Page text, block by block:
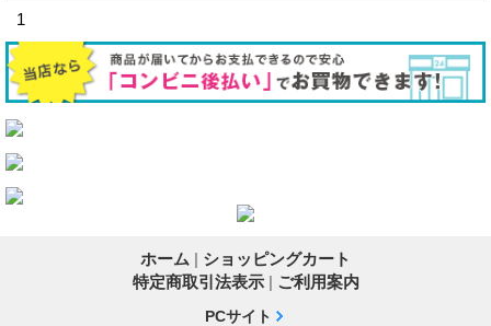
1
ホーム | ショッピングカート
特定商取引法表示 | ご利用案内
PCサイト